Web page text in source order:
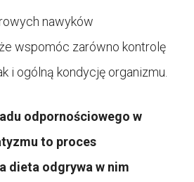
nawyków
wspomóc zarówno kontrolę
i ogólną kondycję organizmu.
odpornościowego w
to proces
dieta odgrywa w nim